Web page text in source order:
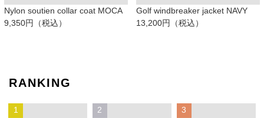
Nylon soutien collar coat MOCA
9,350円（税込）
Golf windbreaker jacket NAVY
13,200円（税込）
RANKING
1 2 3